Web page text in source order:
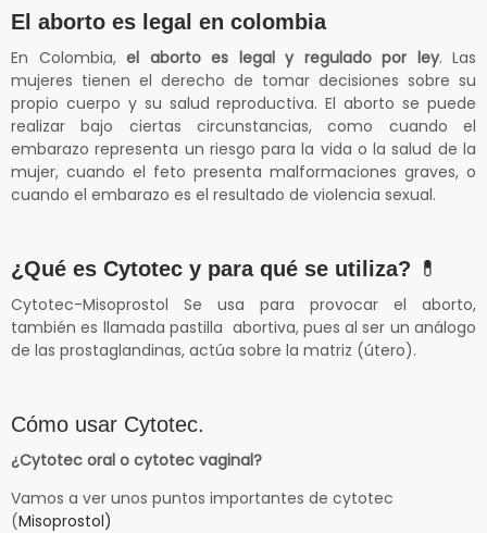
El aborto es legal en colombia
En Colombia, el aborto es legal y regulado por ley. Las
mujeres tienen el derecho de tomar decisiones sobre su
propio cuerpo y su salud reproductiva. El aborto se puede
realizar bajo ciertas circunstancias, como cuando el
embarazo representa un riesgo para la vida o la salud de la
mujer, cuando el feto presenta malformaciones graves, o
cuando el embarazo es el resultado de violencia sexual.
¿Qué es Cytotec y para qué se utiliza? 💊
Cytotec-Misoprostol Se usa para provocar el aborto,
también es llamada pastilla abortiva, pues al ser un análogo
de las prostaglandinas, actúa sobre la matriz (útero).
Cómo usar Cytotec.
¿Cytotec oral o cytotec vaginal?
Vamos a ver unos puntos importantes de cytotec
(Misoprostol)